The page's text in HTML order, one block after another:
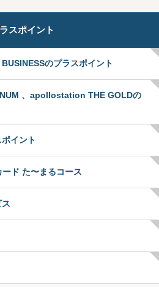
スポイント
のプラスポイント
、apollostation THE GOLDの
イント
ド た〜まるコース